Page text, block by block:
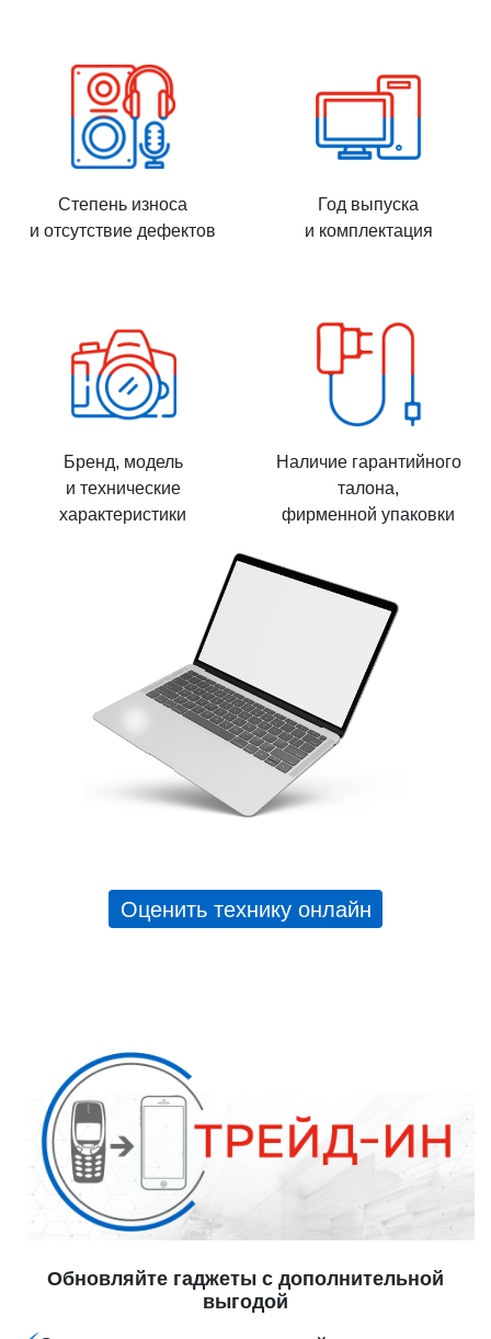
Степень износа
и отсутствие дефектов
Год выпуска
и комплектация
Бренд, модель
и технические
характеристики
Наличие гарантийного
талона,
фирменной упаковки
Оценить технику онлайн
Обновляйте гаджеты с дополнительной
выгодой